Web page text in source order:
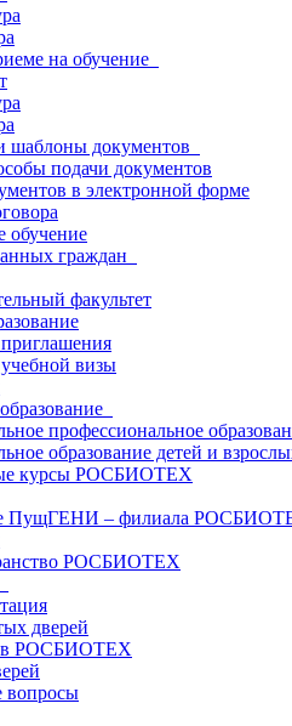
на обучение
шаблоны документов
подачи документов
в электронной форме
обучение
граждан
факультет
визы
профессиональное
образование детей и
курсы РОСБИОТЕХ
ПущГЕНИ – филиала
РОСБИОТЕХ
дверей
в РОСБИОТЕХ
вопросы